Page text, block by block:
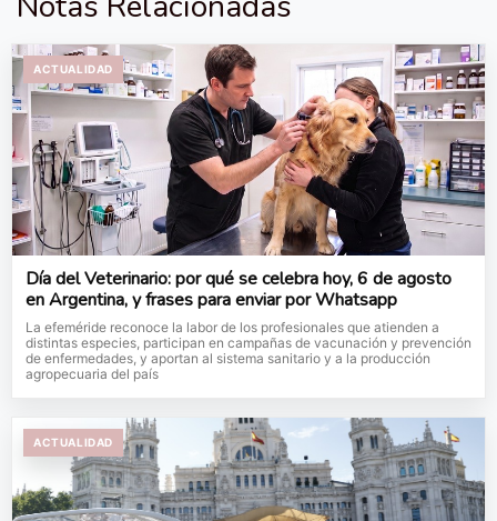
ACTUALIDAD
Día del Veterinario: por qué se celebra hoy, 6 de agosto
en Argentina, y frases para enviar por Whatsapp
La efeméride reconoce la labor de los profesionales que atienden a
distintas especies, participan en campañas de vacunación y prevención
de enfermedades, y aportan al sistema sanitario y a la producción
agropecuaria del país
ACTUALIDAD